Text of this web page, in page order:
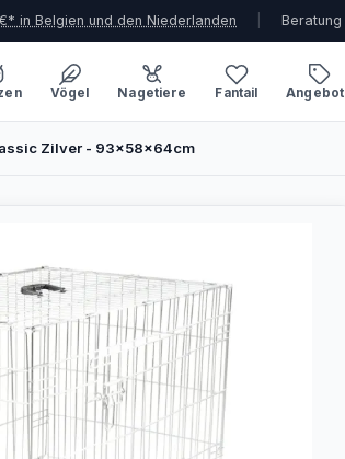
in Belgien und den Niederlanden
Vögel Nagetiere Fantail
Zilver - 93x58x64cm